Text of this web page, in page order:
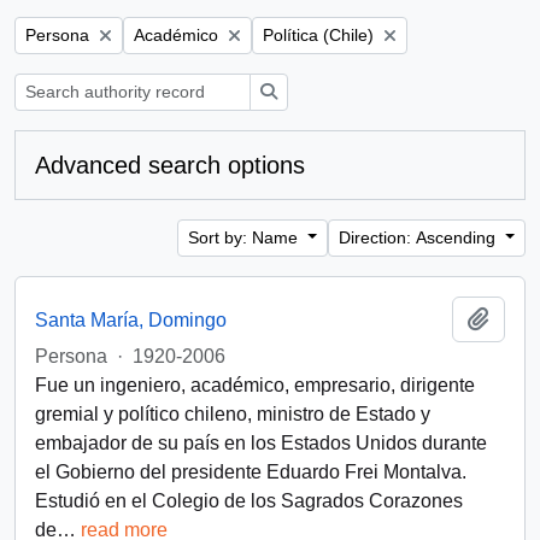
Remove filter:
Persona Remove filter:
Académico Remove filter:
Política (Chile)
Advanced search options
Sort by: Name Direction: Ascending
Santa María, Domingo
Persona
· 1920-2006
Fue un ingeniero, académico, empresario, dirigente
gremial y político chileno, ministro de Estado y
embajador de su país en los Estados Unidos durante
el Gobierno del presidente Eduardo Frei Montalva.
Estudió en el Colegio de los Sagrados Corazones
de… read more